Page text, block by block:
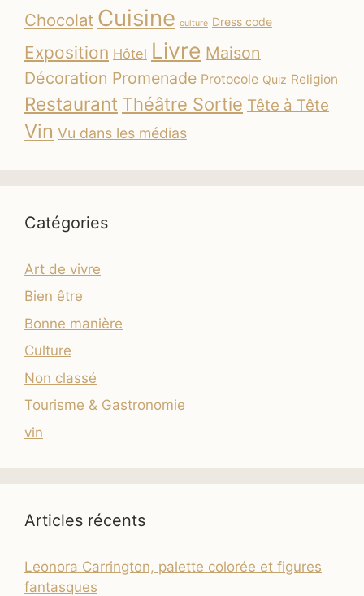
Chocolat Cuisine culture Dress code
Exposition Hôtel Livre Maison
Décoration Promenade Protocole Quiz Religion
Restaurant Théâtre Sortie Tête à Tête
Vin Vu dans les médias
Catégories
Art de vivre
Bien être
Bonne manière
Culture
Non classé
Tourisme & Gastronomie
vin
Articles récents
Leonora Carrington, palette colorée et figures
fantasques